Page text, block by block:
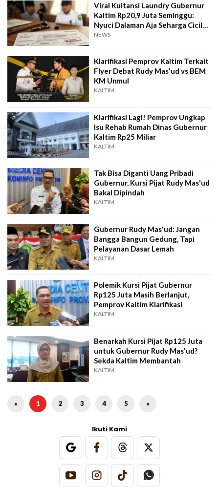
Viral Kuitansi Laundry Gubernur
Kaltim Rp20,9 Juta Seminggu:
Nyuci Dalaman Aja Seharga Cicilan
Motor
NEWS
Klarifikasi Pemprov Kaltim Terkait
Flyer Debat Rudy Mas'ud vs BEM
KM Unmul
KALTIM
Klarifikasi Lagi! Pemprov Ungkap
Isu Rehab Rumah Dinas Gubernur
Kaltim Rp25 Miliar
KALTIM
Tak Bisa Diganti Uang Pribadi
Gubernur, Kursi Pijat Rudy Mas'ud
Bakal Dipindah
KALTIM
Gubernur Rudy Mas'ud: Jangan
Bangga Bangun Gedung, Tapi
Pelayanan Dasar Lemah
KALTIM
Polemik Kursi Pijat Gubernur
Rp125 Juta Masih Berlanjut,
Pemprov Kaltim Klarifikasi
KALTIM
Benarkah Kursi Pijat Rp125 Juta
untuk Gubernur Rudy Mas'ud?
Sekda Kaltim Membantah
KALTIM
« 1 2 3 4 5 »
Ikuti Kami